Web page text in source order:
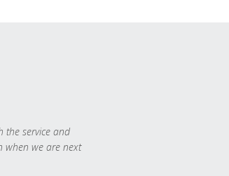
the service and
when we are next